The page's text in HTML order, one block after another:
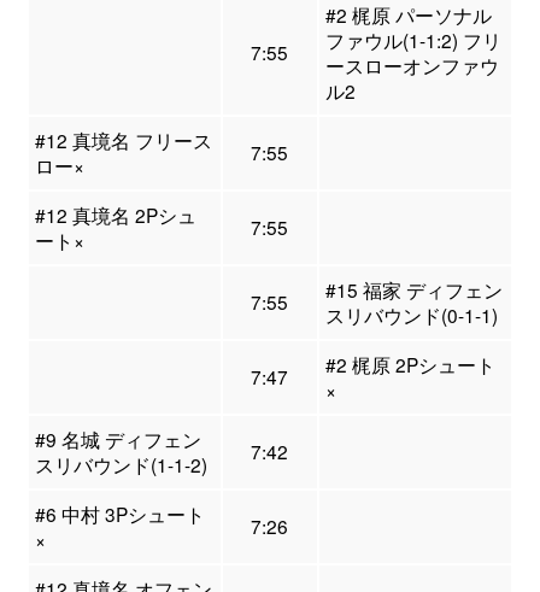
7:55
#2 梶原 パーソナル
ファウル(1-1:2) フリ
ースローオンファウ
ル2
#12 真境名 フリース
ロー×
7:55
#12 真境名 2Pシュ
ート×
7:55
7:55
#15 福家 ディフェン
スリバウンド(0-1-1)
7:47
#2 梶原 2Pシュート
×
#9 名城 ディフェン
スリバウンド(1-1-2)
7:42
#6 中村 3Pシュート
×
7:26